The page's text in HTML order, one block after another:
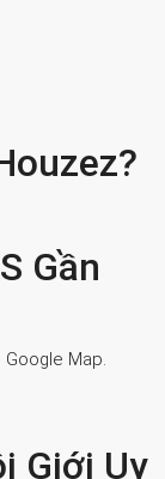
Gần
Map.
Giới Uy